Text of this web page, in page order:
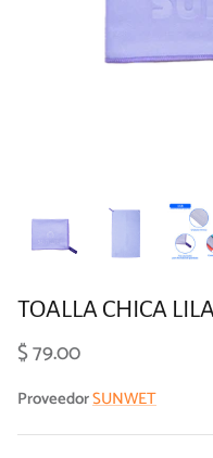
TOALLA CHICA
$ 79.00
ProveedorSUNWET